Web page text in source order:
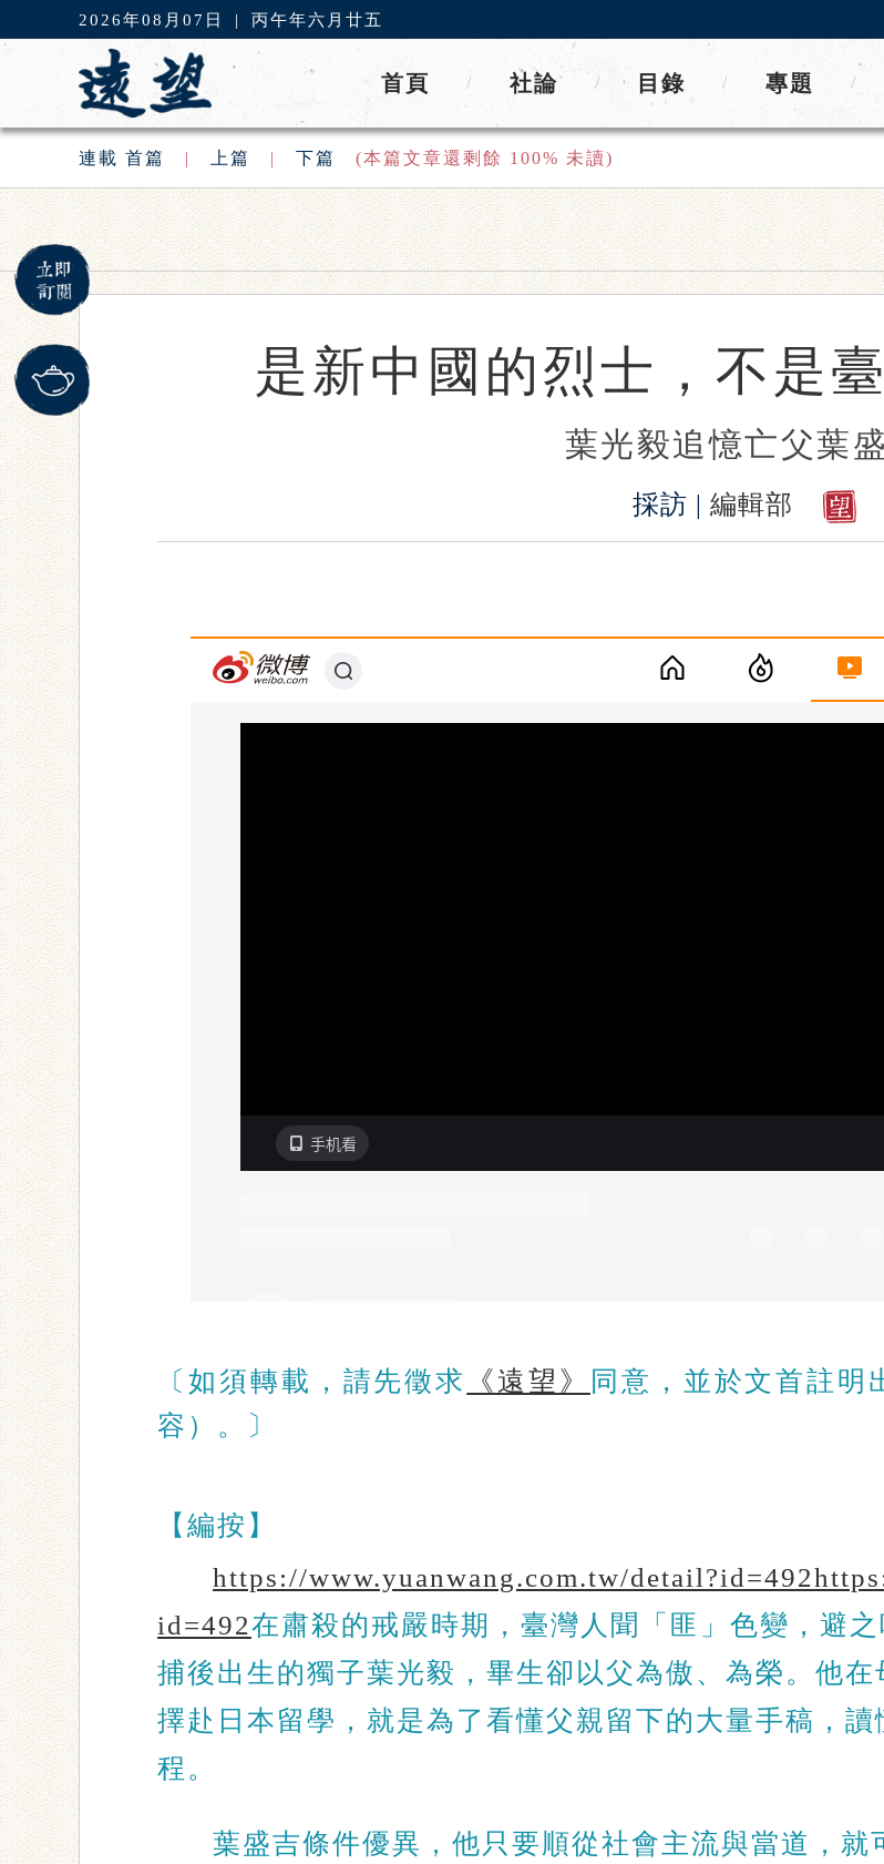
2026年08月07日 | 丙午年六月廿五
首頁 / 社論 / 目錄 / 專題 /
連載 首篇 | 上篇 | 下篇 (本篇文章還剩餘 100% 未讀)
是新中國的烈士，不是
葉光毅追憶亡父葉
採訪 | 編輯部
〔如須轉載，請先徵求 《遠望》
同意，並於文首註明
容）。〕
【編按】
https://www.yuanwang.com.tw/detail?id=492
id=492在肅殺的戒嚴時期，臺灣人聞「匪」色變，避
捕後出生的獨子葉光毅，畢生卻以父為傲、為榮。他
擇赴日本留學，就是為了看懂父親留下的大量手稿，
程。
葉盛吉條件優異，他只要順從社會主流與當道，就